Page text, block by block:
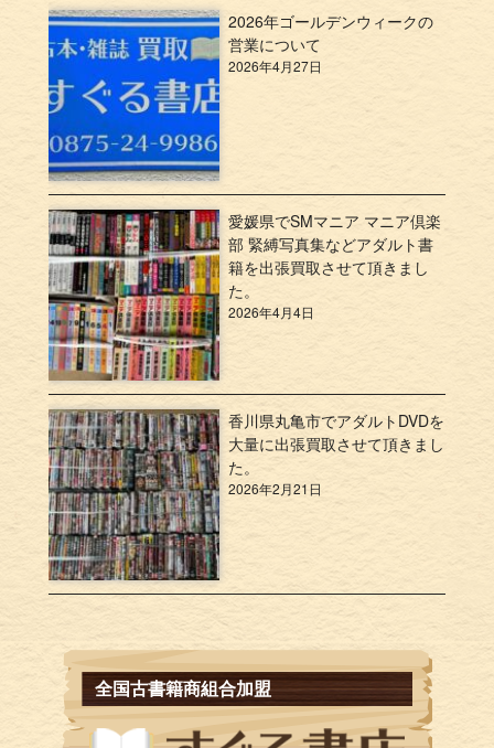
2026年ゴールデンウィークの
営業について
2026年4月27日
愛媛県でSMマニア マニア倶楽
部 緊縛写真集などアダルト書
籍を出張買取させて頂きまし
た。
2026年4月4日
香川県丸亀市でアダルトDVDを
大量に出張買取させて頂きまし
た。
2026年2月21日
全国古書籍商組合加盟